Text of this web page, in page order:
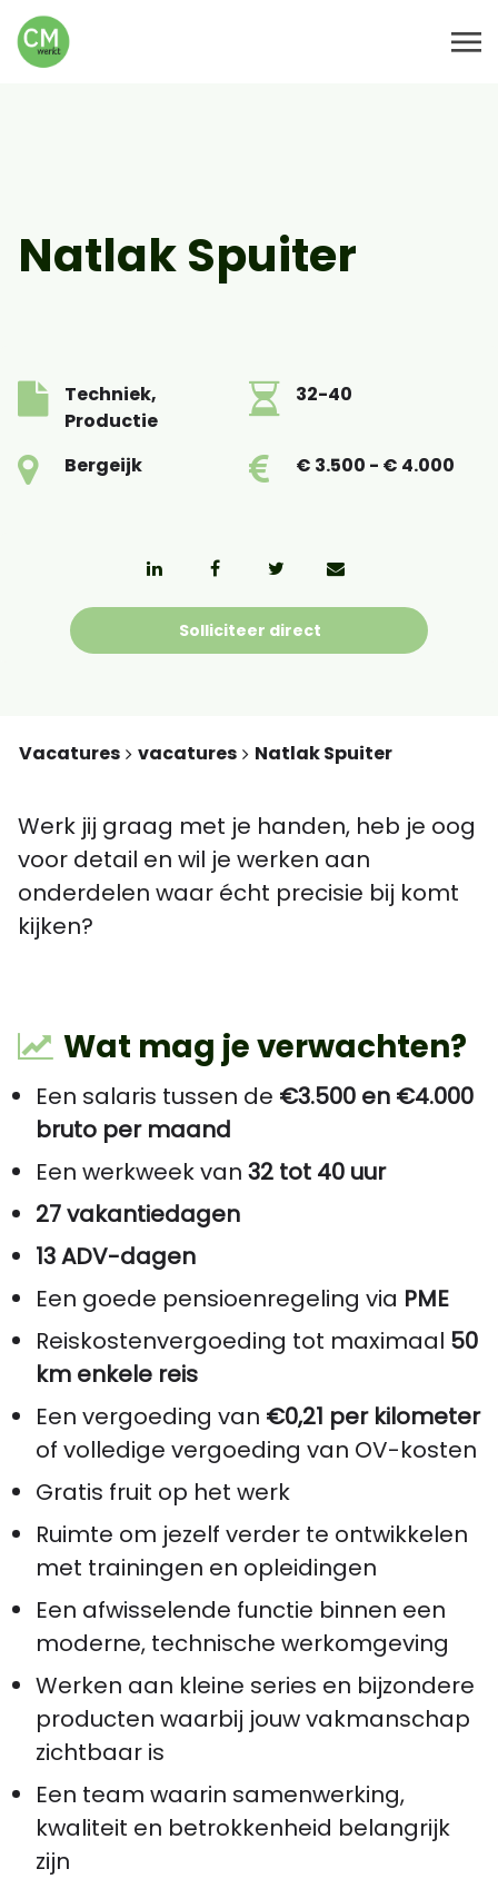
Natlak Spuiter
Techniek,
Productie
32-40
Bergeijk € 3.500 - € 4.000
Solliciteer direct
Vacatures vacatures Natlak Spuiter
Werk jij graag met je handen, heb je oog
voor detail en wil je werken aan
onderdelen waar écht precisie bij komt
kijken?
Wat mag je verwachten?
Een salaris tussen de €3.500 en €4.000
bruto per maand
Een werkweek van 32 tot 40 uur
27 vakantiedagen
13 ADV-dagen
Een goede pensioenregeling via PME
Reiskostenvergoeding tot maximaal 50
km enkele reis
Een vergoeding van €0,21 per kilometer
of volledige vergoeding van OV-kosten
Gratis fruit op het werk
Ruimte om jezelf verder te ontwikkelen
met trainingen en opleidingen
Een afwisselende functie binnen een
moderne, technische werkomgeving
Werken aan kleine series en bijzondere
producten waarbij jouw vakmanschap
zichtbaar is
Een team waarin samenwerking,
kwaliteit en betrokkenheid belangrijk
zijn